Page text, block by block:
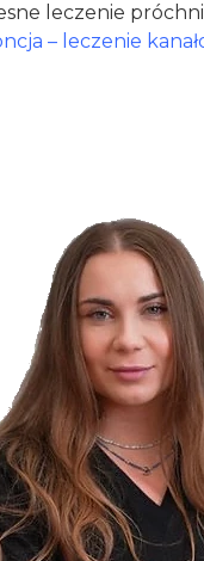
leczenie
– leczenie